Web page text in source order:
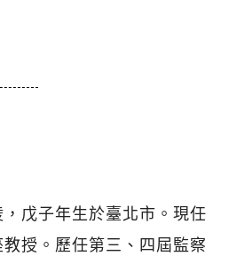
戊子年生於臺北市。現任
授。歷任第三、四屆監察